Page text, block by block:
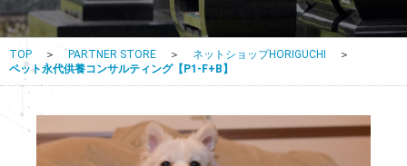
TOP ＞ PARTNER STORE ＞ ネットショップHORIGUCHI
＞
ペット永代供養コンサルティング【P1-F+B】